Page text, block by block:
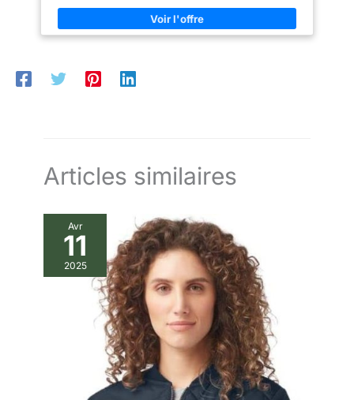
d'espace au niveau de la poitrine, de la taille et du bas Veuillez
vous référer au tableau des tailles dans les images pour
choisir la taille appropriée
Articles similaires
Avr
11
2025